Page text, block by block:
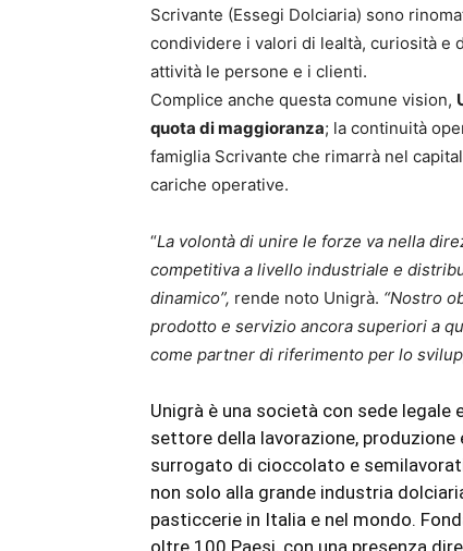
Scrivante (Essegi Dolciaria) sono
condividere i valori di lealtà, curiosità e
attività le persone e i clienti.
Complice anche questa comune vision,
quota di maggioranza; la continuità
famiglia Scrivante che rimarrà nel
cariche operative.
“La volontà di unire le forze va nella
competitiva a livello industriale e
dinamico”, rende noto Unigrà. “Nostro
prodotto e servizio ancora superiori a
come partner di riferimento per lo
Unigrà è una società con sede legale
settore della lavorazione,
surrogato di cioccolato e
non solo alla grande industria
pasticcerie in Italia e nel mondo.
oltre 100 Paesi, con una presenza